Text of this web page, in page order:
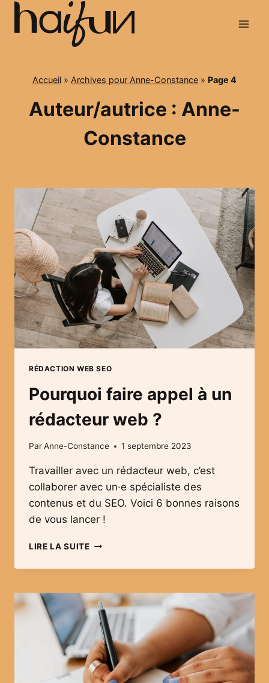
Aller
Accueil » Archives pour Anne-Constance » Page 4
Auteur/autrice : Anne-
Constance
RÉDACTION WEB SEO
Pourquoi faire appel à un
rédacteur web ?
ParAnne-Constance 1 septembre 2023
Travailler avec un rédacteur web, c’est
collaborer avec un·e spécialiste des
contenus et du SEO. Voici 6 bonnes raisons
de vous lancer !
LIRE LA SUITEPOURQUOI
APPEL
UN
RÉDACTEUR
WEB